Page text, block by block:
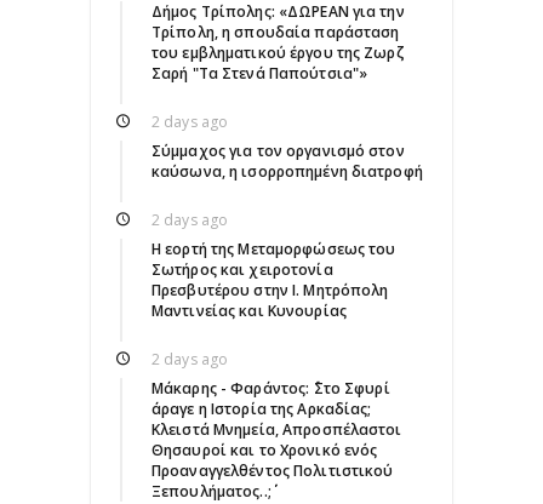
Δήμος Τρίπολης: «ΔΩΡΕΑΝ για την
Τρίπολη, η σπουδαία παράσταση
του εμβληματικού έργου της Ζωρζ
Σαρή "Τα Στενά Παπούτσια"»
2 days ago
Σύμμαχος για τον οργανισμό στον
καύσωνα, η ισορροπημένη διατροφή
2 days ago
Η εορτή της Μεταμορφώσεως του
Σωτήρος και χειροτονία
Πρεσβυτέρου στην Ι. Μητρόπολη
Μαντινείας και Κυνουρίας
2 days ago
Μάκαρης - Φαράντος: ΄΄Στο Σφυρί
άραγε η Ιστορία της Αρκαδίας;
Κλειστά Μνημεία, Απροσπέλαστοι
Θησαυροί και το Χρονικό ενός
Προαναγγελθέντος Πολιτιστικού
Ξεπουλήματος..;΄΄